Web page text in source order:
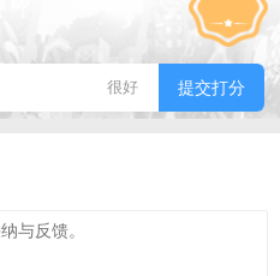
很好 提交打分